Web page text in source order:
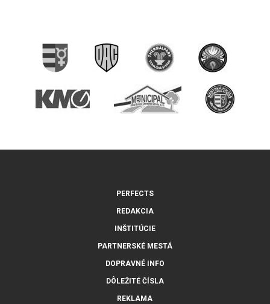
PERFECTS
REDAKCIA
INŠTITÚCIE
PARTNERSKÉ MESTÁ
DOPRAVNÉ INFO
DÔLEŽITÉ ČÍSLA
REKLAMA